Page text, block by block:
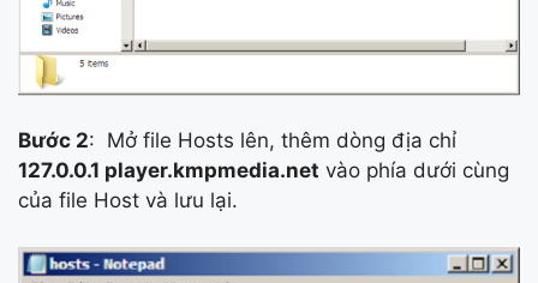
Bước 2: Mở file Hosts lên, thêm dòng địa chỉ
127.0.0.1 player.kmpmedia.net vào phía dưới cùng
của file Host và lưu lại.